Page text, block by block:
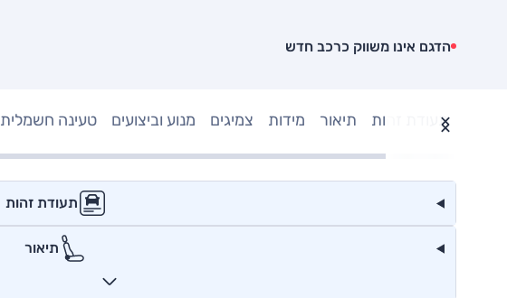
הדגם אינו משווק כרכב חדש
תעודת זהות תיאור מידות צמיגים מנוע וביצועים טעינה חשמלית
תעודת זהות
תיאור